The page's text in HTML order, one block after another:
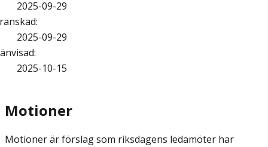
2025-09-29
:
2025-09-29
:
2025-10-15
Motioner
Motioner är förslag som riksdagens ledamöter har